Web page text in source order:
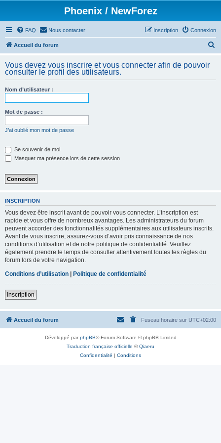
Phoenix / NewForez
FAQ Nous contacter Connexion
Inscription
Accueil du forum
h
Vous devez vous inscrire et vous connecter afin de pouvoir
consulter le profil des utilisateurs.
Nom d’utilisateur :
Mot de passe :
J’ai oublié mon mot de passe
Se souvenir de moi
Masquer ma présence lors de cette session
INSCRIPTION
Vous devez être inscrit avant de pouvoir vous connecter. L’inscription est
rapide et vous offre de nombreux avantages. Les administrateurs du forum
peuvent accorder des fonctionnalités supplémentaires aux utilisateurs inscrits.
Avant de vous inscrire, assurez-vous d’avoir pris connaissance de nos
conditions d’utilisation et de notre politique de confidentialité. Veuillez
également prendre le temps de consulter attentivement toutes les règles du
forum lors de votre navigation.
Conditions d’utilisation | Politique de confidentialité
Inscription
Accueil du forum Fuseau horaire sur UTC+02:00
Développé parphpBB® Forum Software © phpBB Limited
Traduction française officielle ©Qiaeru
Confidentialité | Conditions